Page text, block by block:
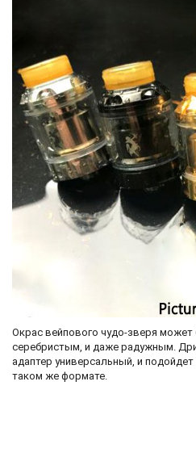
Окрас вейпового чудо-зверя
серебристым, и даже радужным.
адаптер универсальный, и
таком же формате.